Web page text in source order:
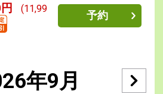
(11,99
予約
年9月